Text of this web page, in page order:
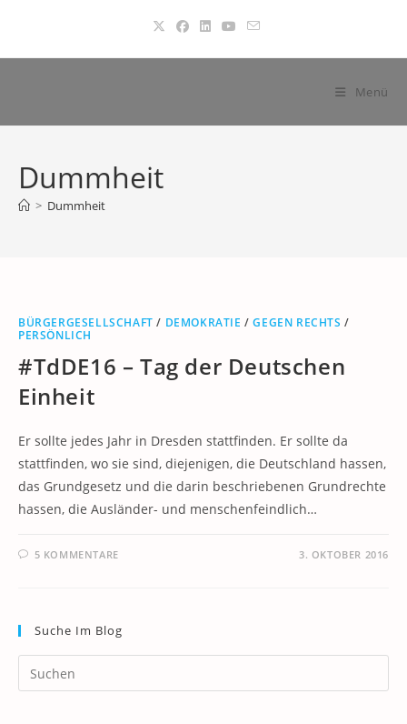
springen
Menü
Dummheit
> Dummheit
BÜRGERGESELLSCHAFT / DEMOKRATIE /GEGEN RECHTS /
PERSÖNLICH
#TdDE16 – Tag der Deutschen
Einheit
Er sollte jedes Jahr in Dresden stattfinden. Er sollte da
stattfinden, wo sie sind, diejenigen, die Deutschland hassen,
das Grundgesetz und die darin beschriebenen Grundrechte
hassen, die Ausländer- und menschenfeindlich…
5 KOMMENTARE 3. OKTOBER 2016
Suche Im Blog